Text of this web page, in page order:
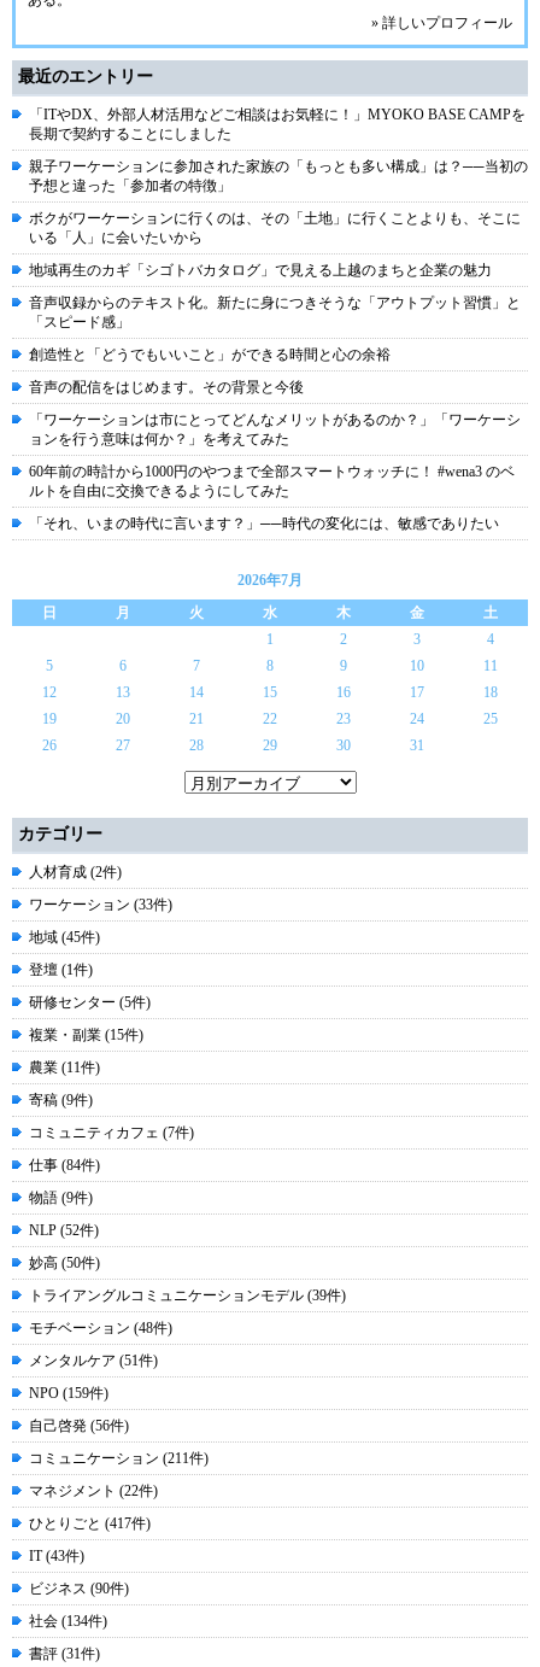
» 詳しいプロフィール
最近のエントリー
「ITやDX、外部人材活用などご相談はお気軽に！」MYOKO BASE CAMPを
長期で契約することにしました
親子ワーケーションに参加された家族の「もっとも多い構成」は？──当初の
予想と違った「参加者の特徴」
ボクがワーケーションに行くのは、その「土地」に行くことよりも、そこに
いる「人」に会いたいから
地域再生のカギ「シゴトバカタログ」で見える上越のまちと企業の魅力
音声収録からのテキスト化。新たに身につきそうな「アウトプット習慣」と
「スピード感」
創造性と「どうでもいいこと」ができる時間と心の余裕
音声の配信をはじめます。その背景と今後
「ワーケーションは市にとってどんなメリットがあるのか？」「ワーケーシ
ョンを行う意味は何か？」を考えてみた
60年前の時計から1000円のやつまで全部スマートウォッチに！ #wena3 のベ
ルトを自由に交換できるようにしてみた
「それ、いまの時代に言います？」──時代の変化には、敏感でありたい
2026年7月
日
月 火 水 木 金
土
1
2 3
4
5
6 7 8 9 10
11
12
13 14 15 16 17
18
19
20 21 22 23 24
25
26
27 28 29 30 31
カテゴリー
人材育成 (2件)
ワーケーション (33件)
地域 (45件)
登壇 (1件)
研修センター (5件)
複業・副業 (15件)
農業 (11件)
寄稿 (9件)
コミュニティカフェ (7件)
仕事 (84件)
物語 (9件)
NLP (52件)
妙高 (50件)
トライアングルコミュニケーションモデル (39件)
モチベーション (48件)
メンタルケア (51件)
NPO (159件)
自己啓発 (56件)
コミュニケーション (211件)
マネジメント (22件)
ひとりごと (417件)
IT (43件)
ビジネス (90件)
社会 (134件)
書評 (31件)